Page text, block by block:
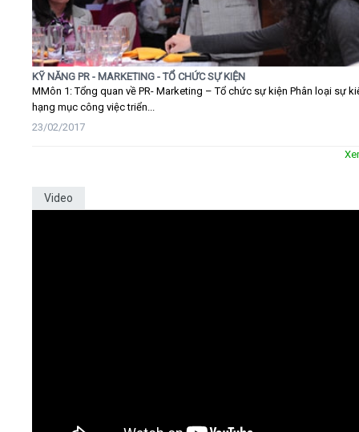
KỸ NĂNG PR - MARKETING - TỔ CHỨC SỰ KIỆN
MMôn 1: Tổng quan về PR- Marketing – Tổ chức sự kiện Phân loại sự
hạng mục công việc triển...
23/02/2017
Video